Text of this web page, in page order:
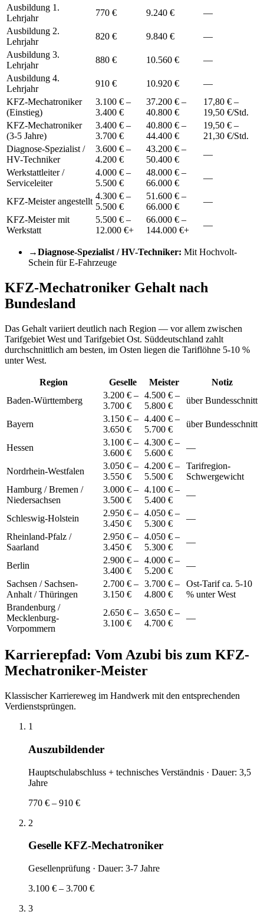
Ausbildung 1.
Lehrjahr
770 € 9.240 €
—
Ausbildung 2.
Lehrjahr
820 € 9.840 €
—
Ausbildung 3.
Lehrjahr
880 € 10.560 €
—
Ausbildung 4.
Lehrjahr
910 € 10.920 €
—
KFZ-Mechatroniker
(Einstieg)
3.100 € –
3.400 €
37.200 € –
40.800 €
17,80 € –
19,50 €/Std.
KFZ-Mechatroniker
(3-5 Jahre)
3.400 € –
3.700 €
40.800 € –
44.400 €
19,50 € –
21,30 €/Std.
Diagnose-Spezialist /
HV-Techniker
3.600 € –
4.200 €
43.200 € –
50.400 €
—
Werkstattleiter /
Serviceleiter
4.000 € –
5.500 €
48.000 € –
66.000 €
—
KFZ-Meister angestellt
4.300 € –
5.500 €
51.600 € –
66.000 €
—
KFZ-Meister mit
Werkstatt
5.500 € –
12.000 €+
66.000 € –
144.000 €+
—
→Diagnose-Spezialist / HV-Techniker: Mit Hochvolt-
Schein für E-Fahrzeuge
KFZ-Mechatroniker Gehalt nach
Bundesland
Das Gehalt variiert deutlich nach Region — vor allem zwischen
Tarifgebiet West und Tarifgebiet Ost. Süddeutschland zahlt
durchschnittlich am besten, im Osten liegen die Tariflöhne 5-10 %
unter West.
Region Geselle Meister
Notiz
Baden-Württemberg
3.200 € –
3.700 €
4.500 € –
5.800 €
über Bundesschnitt
Bayern
3.150 € –
3.650 €
4.400 € –
5.700 €
über Bundesschnitt
Hessen
3.100 € –
3.600 €
4.300 € –
5.600 €
—
Nordrhein-Westfalen
3.050 € –
3.550 €
4.200 € –
5.500 €
Tarifregion-
Schwergewicht
Hamburg / Bremen /
Niedersachsen
3.000 € –
3.500 €
4.100 € –
5.400 €
—
Schleswig-Holstein
2.950 € –
3.450 €
4.050 € –
5.300 €
—
Rheinland-Pfalz /
Saarland
2.950 € –
3.450 €
4.050 € –
5.300 €
—
Berlin
2.900 € –
3.400 €
4.000 € –
5.200 €
—
Sachsen / Sachsen-
Anhalt / Thüringen
2.700 € –
3.150 €
3.700 € –
4.800 €
Ost-Tarif ca. 5-10
% unter West
Brandenburg /
Mecklenburg-
Vorpommern
2.650 € –
3.100 €
3.650 € –
4.700 €
—
Karrierepfad: Vom Azubi bis zum KFZ-
Mechatroniker-Meister
Klassischer Karriereweg im Handwerk mit den entsprechenden
Verdienstsprüngen.
1
Auszubildender
Hauptschulabschluss + technisches Verständnis · Dauer: 3,5
Jahre
770 € – 910 €
2
Geselle KFZ-Mechatroniker
Gesellenprüfung · Dauer: 3-7 Jahre
3.100 € – 3.700 €
3